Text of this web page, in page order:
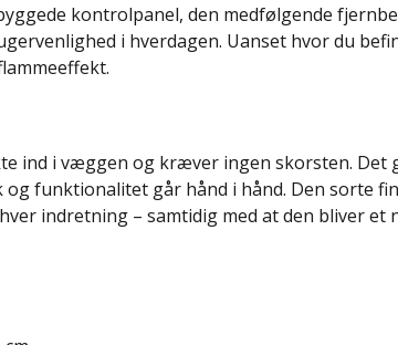
kontrolpanel, den medfølgende
i hverdagen. Uanset hvor du
ind i væggen og kræver ingen skorsten. Det
funktionalitet går hånd i hånd. Den sorte
indretning – samtidig med at den bliver et